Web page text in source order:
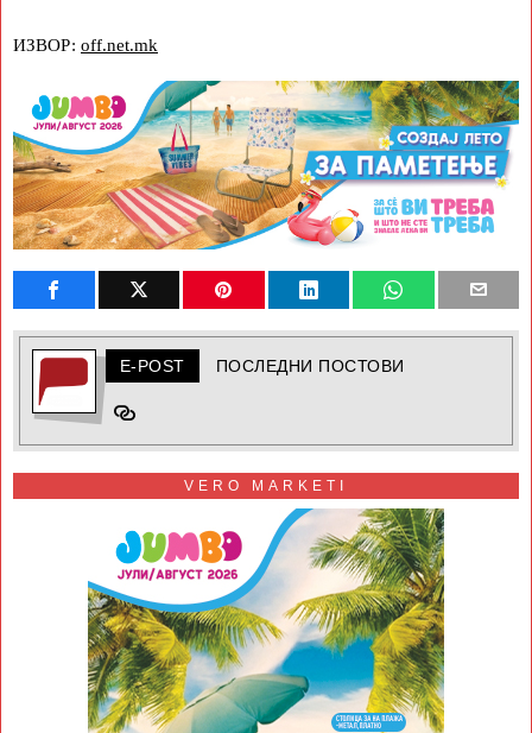
ИЗВОР: off.net.mk
E-POST ПОСЛЕДНИ ПОСТОВИ
VERO MARKETI